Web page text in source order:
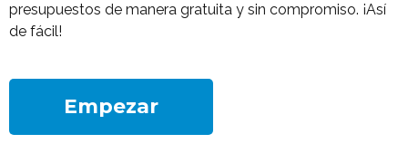
presupuestos de manera gratuita y sin compromiso. ¡Así
de fácil!
Empezar